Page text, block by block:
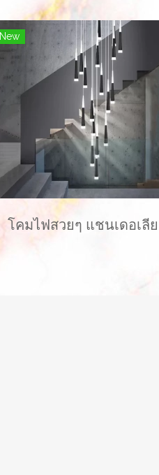
New
โคมไฟสวยๆ แชนเดอเลีย